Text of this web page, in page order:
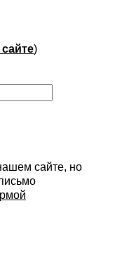
)
сайте, но